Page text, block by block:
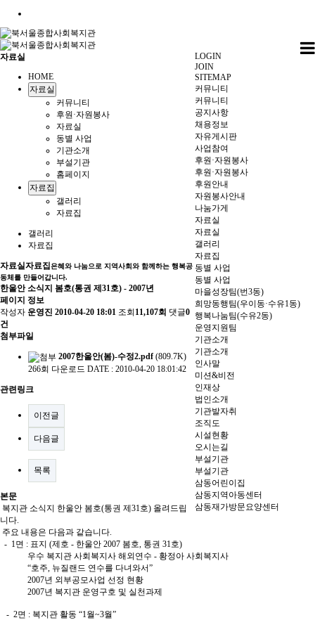
LOGIN
JOIN
SITEMAP
커뮤니티
커뮤니티
공지사항
채용정보
자유게시판
사업참여
후원·자원봉사
후원·자원봉사
후원안내
자원봉사안내
나눔가게
자료실
자료실
갤러리
자료집
동별 사업
동별 사업
마을성장팀(번3동)
희망동행팀(우이동·수유1동)
행복나눔팀(수유2동)
운영지원팀
기관소개
기관소개
인사말
미션&비전
인재상
법인소개
기관발자취
조직도
시설현황
오시는길
부설기관
부설기관
삼동어린이집
삼동지역아동센터
삼동재가방문요양센터
자료실
HOME
자료실
커뮤니티
후원·자원봉사
자료실
동별 사업
기관소개
부설기관
홈페이지
자료집
갤러리
자료집
갤러리
자료집
자료실자료집은혜와 나눔으로 지역사회와 함께하는 행복공
동체를 만들어갑니다.
한울안 소식지 봄호(통권 제31호) - 2007년
페이지 정보
작성자 운영진 2010-04-20 18:01 조회 11,107회 댓글0
건
첨부파일
2007한울안(봄)-수정2.pdf(809.7K)
266회 다운로드 DATE : 2010-04-20 18:01:42
관련링크
이전글
다음글
목록
본문
복지관 소식지 한울안 봄호(통권 제31호) 올려드립
니다.
주요 내용은 다음과 같습니다.
- 1면 : 표지 (제호 - 한울안 2007 봄호, 통권 31호)
우수 복지관 사회복지사 해외연수 - 황정아 사회복지사
“호주, 뉴질랜드 연수를 다녀와서”
2007년 외부공모사업 선정 현황
2007년 복지관 운영구호 및 실천과제
- 2면 : 복지관 활동 “1월~3월”